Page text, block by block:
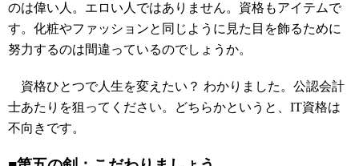
のは偉い人。エロい人ではありません。資格もアイテムで
す。化粧やファッションと同じように見た目を飾るために
努力するのは間違っているのでしょうか。
資格ひとつで人生を変えたい？ わかりました。公認会計
士あたりを狙ってください。どちらかというと、IT資格は
不向きです。